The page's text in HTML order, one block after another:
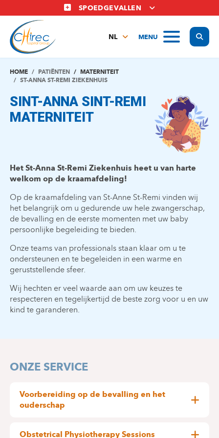
en
naar
inhoud
gaan
SPOEDGEVALLEN
MENU
NL
EN
HOME PATIËNTEN
MATERNITEIT
ST-ANNA ST-REMI ZIEKENHUIS
SINT-ANNA SINT-REMI
MATERNITEIT
Het St-Anna St-Remi Ziekenhuis heet u van harte
welkom op de kraamafdeling!
Op de kraamafdeling van St-Anne St-Remi vinden wij
het belangrijk om u gedurende uw hele zwangerschap,
de bevalling en de eerste momenten met uw baby
persoonlijke begeleiding te bieden.
Onze teams van professionals staan klaar om u te
ondersteunen en te begeleiden in een warme en
geruststellende sfeer.
Wij hechten er veel waarde aan om uw keuzes te
respecteren en tegelijkertijd de beste zorg voor u en uw
kind te garanderen.
ONZE SERVICE
Voorbereiding op de bevalling en het
ouderschap
ouderschap nodigt de vrouw en/of het paar uit
Obstetrical Physiotherapy Sessions